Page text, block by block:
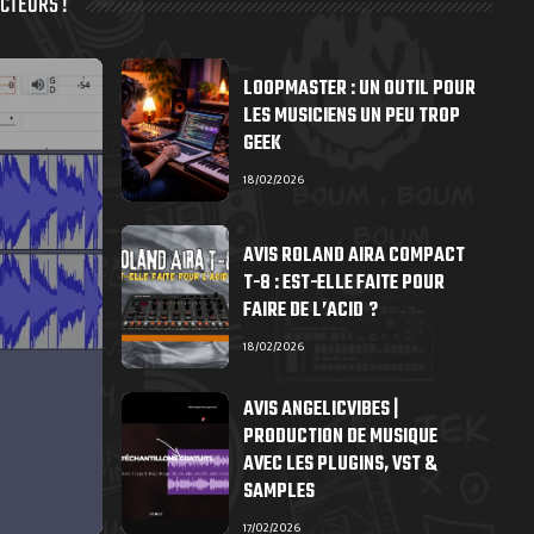
LOOPMASTER : UN OUTIL POUR
LES MUSICIENS UN PEU TROP
GEEK
18/02/2026
AVIS ROLAND AIRA COMPACT
T-8 : EST-ELLE FAITE POUR
FAIRE DE L’ACID ?
18/02/2026
AVIS ANGELICVIBES |
PRODUCTION DE MUSIQUE
AVEC LES PLUGINS, VST &
SAMPLES
17/02/2026